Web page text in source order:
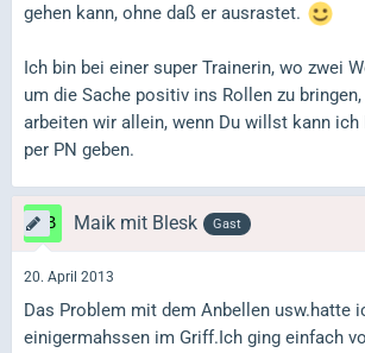
gehen kann, ohne daß er ausrastet.
Ich bin bei einer super Trainerin, wo zwei
um die Sache positiv ins Rollen zu
arbeiten wir allein, wenn Du willst kann ich
per PN geben.
Maik mit Blesk Gast
20. April 2013
Das Problem mit dem Anbellen usw.hatte
einigermahssen im Griff.Ich ging einfach